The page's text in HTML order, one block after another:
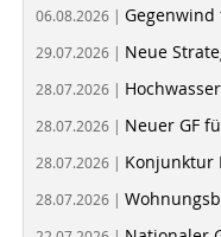
06.08.2026 |
29.07.2026 | Neue
28.07.2026 |
28.07.2026 | Neuer GF
28.07.2026 | Konjunktur
28.07.2026 |